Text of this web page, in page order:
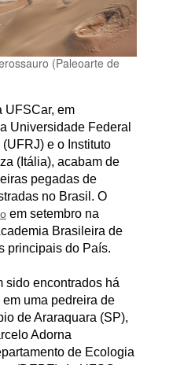
(Paleoarte de
UFSCar, em
Universidade Federal
e o Instituto
(Itália), acabam de
pegadas de
no Brasil. O
em setembro na
Brasileira de
principais do País.
sido encontrados há
uma pedreira de
de Araraquara (SP),
Adorna
de Ecologia